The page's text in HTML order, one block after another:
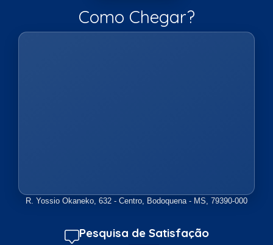
Como Chegar?
R. Yossio Okaneko, 632 - Centro, Bodoquena - MS, 79390-000
Pesquisa de Satisfação